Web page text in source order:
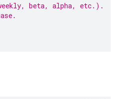
beta, alpha, etc.).